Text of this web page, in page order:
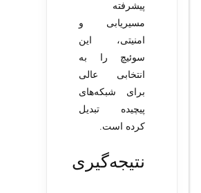
پیشرفته
مسیریابی و
امنیتی، این
سوئیچ را به
انتخابی عالی
برای شبکه‌های
پیچیده تبدیل
کرده است.
نتیجه‌گیری